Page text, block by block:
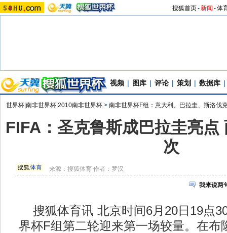
搜狐首页-新闻 -体
视频 | 图库 | 评论 | 策划 | 数据库 |
世界杯|南非世界杯|2010南非世界杯 > 南非世界杯F组：意大利、巴拉圭、斯洛伐
FIFA：圣克鲁斯成巴拉圭亮点
次
来源：搜狐体育 作者：罗汉
我来说两
搜狐体育讯 北京时间6月20日19点
界杯F组第二轮迎来第一场较量。在布